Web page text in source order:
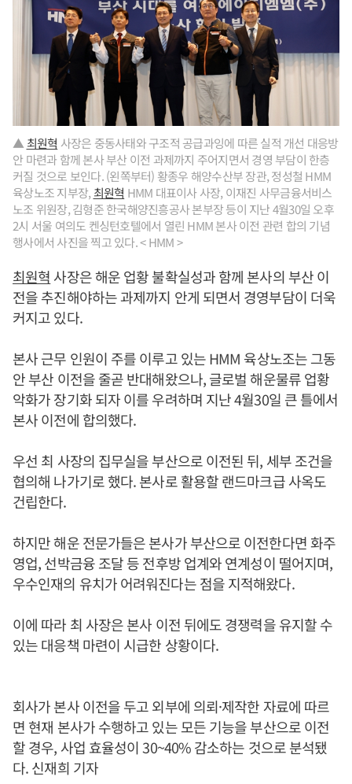
▲ 최원혁 사장은 중동사태와 구조적 공급과잉에 따른 실적 개선 대응방
안 마련과 함께 본사 부산 이전 과제까지 주어지면서 경영 부담이 한층
커질 것으로 보인다. (왼쪽부터) 황종우 해양수산부 장관, 정성철 HMM
육상노조 지부장, 최원혁 HMM 대표이사 사장, 이재진 사무금융서비스
노조 위원장, 김형준 한국해양진흥공사 본부장 등이 지난 4월30일 오후
2시 서울 여의도 켄싱턴호텔에서 열린 HMM 본사 이전 관련 합의 기념
행사에서 사진을 찍고 있다. < HMM >
최원혁 사장은 해운 업황 불확실성과 함께 본사의 부산 이
전을 추진해야하는 과제까지 안게 되면서 경영부담이 더욱
커지고 있다.
본사 근무 인원이 주를 이루고 있는 HMM 육상노조는 그동
안 부산 이전을 줄곧 반대해왔으나, 글로벌 해운물류 업황
악화가 장기화 되자 이를 우려하며 지난 4월30일 큰 틀에서
본사 이전에 합의했다.
우선 최 사장의 집무실을 부산으로 이전된 뒤, 세부 조건을
협의해 나가기로 했다. 본사로 활용할 랜드마크급 사옥도
건립한다.
하지만 해운 전문가들은 본사가 부산으로 이전한다면 화주
영업, 선박금융 조달 등 전후방 업계와 연계성이 떨어지며,
우수인재의 유치가 어려워진다는 점을 지적해왔다.
이에 따라 최 사장은 본사 이전 뒤에도 경쟁력을 유지할 수
있는 대응책 마련이 시급한 상황이다.
회사가 본사 이전을 두고 외부에 의뢰·제작한 자료에 따르
면 현재 본사가 수행하고 있는 모든 기능을 부산으로 이전
할 경우, 사업 효율성이 30~40% 감소하는 것으로 분석됐
다. 신재희 기자